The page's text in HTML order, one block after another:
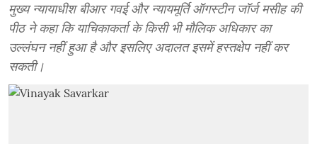
मुख्य न्यायाधीश बीआर गवई और न्यायमूर्ति ऑगस्टीन जॉर्ज मसीह की
पीठ ने कहा कि याचिकाकर्ता के किसी भी मौलिक अधिकार का
उल्लंघन नहीं हुआ है और इसलिए अदालत इसमें हस्तक्षेप नहीं कर
सकती।